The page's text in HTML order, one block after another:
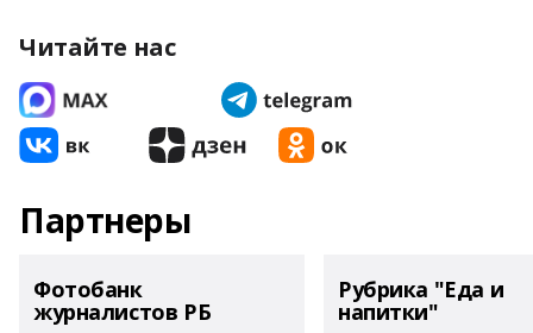
Читайте нас
Партнеры
Фотобанк
журналистов РБ
Рубрика "Еда и
напитки"